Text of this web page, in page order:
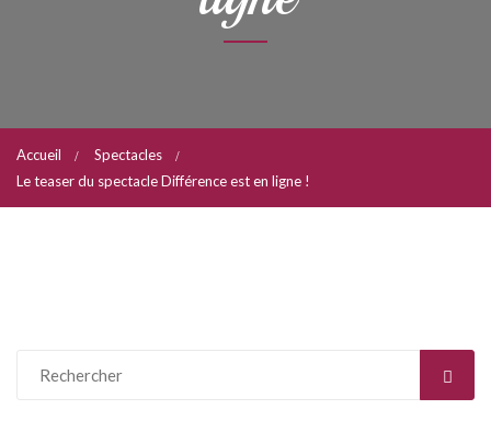
Accueil
Spectacles
Le teaser du spectacle Différence est en ligne !